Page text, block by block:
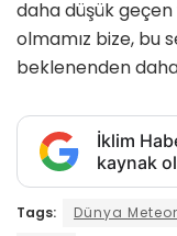
daha düşük
olmamız bize, bu
beklenenden
İklim
kaynak
Tags: Dünya